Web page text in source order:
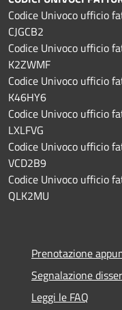
Codice Univoco ufficio
CJGCB2
Codice Univoco ufficio
K2ZWMF
Codice Univoco ufficio
K46HY6
Codice Univoco ufficio
LXLFVG
Codice Univoco ufficio
VCD2B9
Codice Univoco ufficio
QLK2MU
Prenotazione
Segnalazione
Leggi le FAQ